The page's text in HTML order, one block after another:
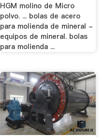
HGM molino de Micro
polvo. ... bolas de acero
para molienda de mineral -
equipos de mineral. bolas
para molienda ...